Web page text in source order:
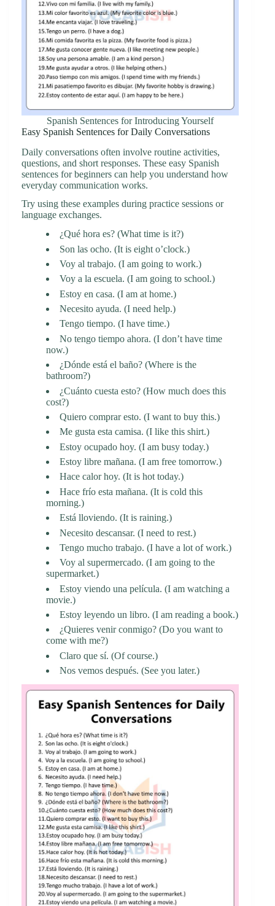
Spanish Sentences for Introducing Yourself
Easy Spanish Sentences for Daily Conversations
Daily conversations often involve routine activities,
questions, and short responses. These easy Spanish
sentences for beginners can help you understand how
everyday communication works.
Try using these examples during practice sessions or
language exchanges.
¿Qué hora es? (What time is it?)
Son las ocho. (It is eight o’clock.)
Voy al trabajo. (I am going to work.)
Voy a la escuela. (I am going to school.)
Estoy en casa. (I am at home.)
Necesito ayuda. (I need help.)
Tengo tiempo. (I have time.)
No tengo tiempo ahora. (I don’t have time
now.)
¿Dónde está el baño? (Where is the
bathroom?)
¿Cuánto cuesta esto? (How much does this
cost?)
Quiero comprar esto. (I want to buy this.)
Me gusta esta camisa. (I like this shirt.)
Estoy ocupado hoy. (I am busy today.)
Estoy libre mañana. (I am free tomorrow.)
Hace calor hoy. (It is hot today.)
Hace frío esta mañana. (It is cold this
morning.)
Está lloviendo. (It is raining.)
Necesito descansar. (I need to rest.)
Tengo mucho trabajo. (I have a lot of work.)
Voy al supermercado. (I am going to the
supermarket.)
Estoy viendo una película. (I am watching a
movie.)
Estoy leyendo un libro. (I am reading a book.)
¿Quieres venir conmigo? (Do you want to
come with me?)
Claro que sí. (Of course.)
Nos vemos después. (See you later.)